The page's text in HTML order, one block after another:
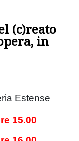
(c)reato
in
Estense
15.00